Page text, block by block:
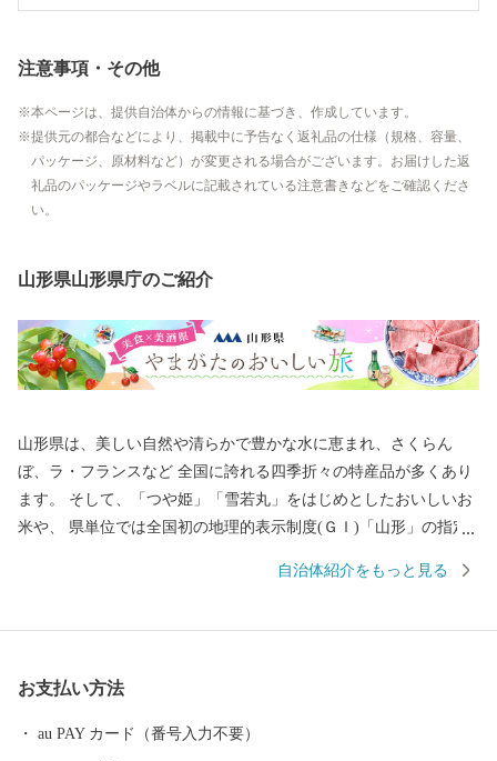
注意事項・その他
本ページは、提供自治体からの情報に基づき、作成しています。
提供元の都合などにより、掲載中に予告なく返礼品の仕様（規格、容量、
パッケージ、原材料など）が変更される場合がございます。お届けした返
礼品のパッケージやラベルに記載されている注意書きなどをご確認くださ
い。
山形県山形県庁のご紹介
山形県は、美しい自然や清らかで豊かな水に恵まれ、さくらん
ぼ、ラ・フランスなど 全国に誇れる四季折々の特産品が多くあり
ます。 そして、「つや姫」「雪若丸」をはじめとしたおいしいお
米や、 県単位では全国初の地理的表示制度(ＧＩ)「山形」の指定
しい逸品も自慢です。 また、最上川舟運によって伝えられた上方
も目白押しです。 そんな山形県への旅を一層豊かなものにするの
が温泉です。山形県は、全ての市町村に温泉が湧出し、山や渓谷
自治体紹介をもっと見る
お支払い方法
au PAY カード（番号入力不要）